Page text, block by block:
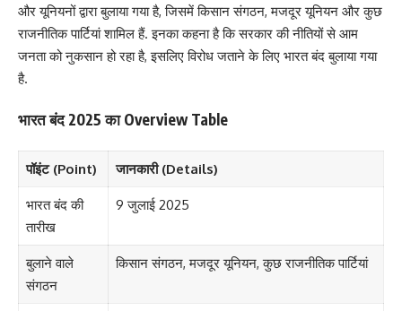
और यूनियनों द्वारा बुलाया गया है, जिसमें किसान संगठन, मजदूर यूनियन और कुछ
राजनीतिक पार्टियां शामिल हैं. इनका कहना है कि सरकार की नीतियों से आम
जनता को नुकसान हो रहा है, इसलिए विरोध जताने के लिए भारत बंद बुलाया गया
है.
भारत बंद 2025 का Overview Table
पॉइंट (Point) जानकारी (Details)
भारत बंद की
तारीख
9 जुलाई 2025
बुलाने वाले
संगठन
किसान संगठन, मजदूर यूनियन, कुछ राजनीतिक पार्टियां